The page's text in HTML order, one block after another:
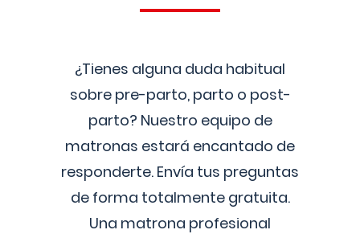
¿Tienes alguna duda habitual
sobre pre-parto, parto o post-
parto? Nuestro equipo de
matronas estará encantado de
responderte. Envía tus preguntas
de forma totalmente gratuita.
Una matrona profesional